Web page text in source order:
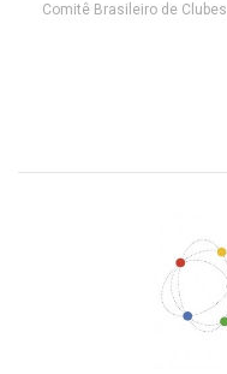
Comitê Brasileiro de Clubes